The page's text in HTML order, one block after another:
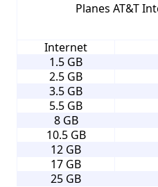
Planes AT&T
Internet
1.5 GB
2.5 GB
3.5 GB
5.5 GB
8 GB
10.5 GB
12 GB
17 GB
25 GB